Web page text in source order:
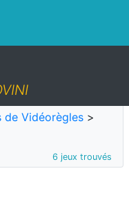
de Vidéorègles >
6 jeux trouvés